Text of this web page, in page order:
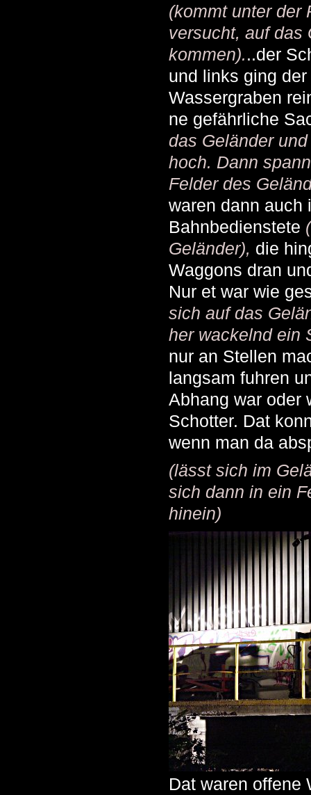
(kommt unter der
versucht, auf das
kommen)...der
und links ging der
Wassergraben
ne gefährliche
das Geländer
hoch. Dann
Felder des
waren dann auch
Bahnbedienstete
Geländer), die
Waggons dran
Nur et war wie
sich auf das
her wackelnd ein
nur an Stellen
langsam fuhren
Abhang war oder
Schotter. Dat
wenn man da
(lässt sich im
sich dann in ein
hinein)
Dat waren offene